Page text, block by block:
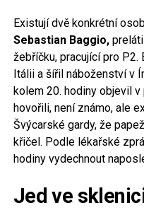
Existují dvě konkrétní
Sebastian Baggio,preláti
žebříčku, pracující pro
Itálii a šířil náboženství v
kolem 20. hodiny objevil
hovořili, není známo, ale
Švýcarské gardy, že
křičel. Podle lékařské
hodiny vydechnout
Jed ve